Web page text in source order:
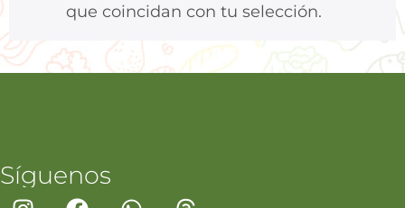
que coincidan con tu selección.
Síguenos